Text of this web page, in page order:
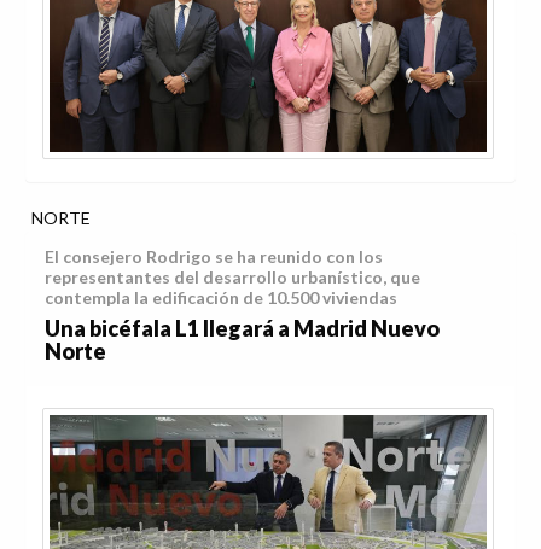
NORTE
El consejero Rodrigo se ha reunido con los
representantes del desarrollo urbanístico, que
contempla la edificación de 10.500 viviendas
Una bicéfala L1 llegará a Madrid Nuevo
Norte